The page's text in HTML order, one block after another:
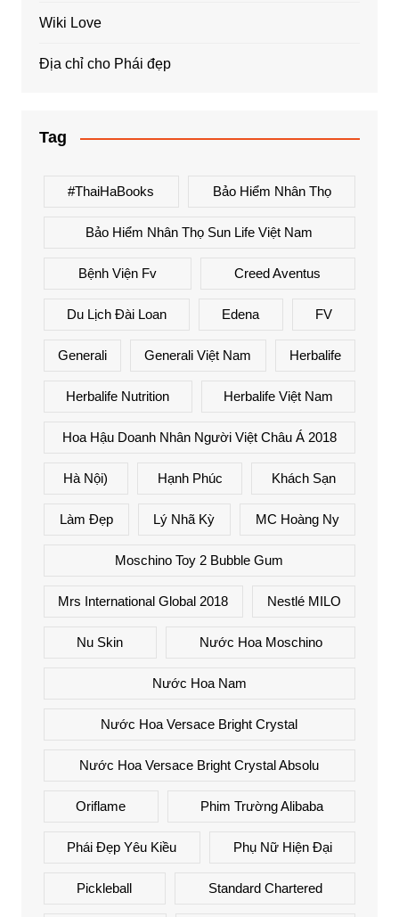
Wiki Love
Địa chỉ cho Phái đẹp
Tag
#ThaiHaBooks Bảo Hiểm Nhân Thọ
Bảo Hiểm Nhân Thọ Sun Life Việt Nam
Bệnh Viện Fv Creed Aventus
Du Lịch Đài Loan Edena FV
Generali Generali Việt Nam Herbalife
Herbalife Nutrition Herbalife Việt Nam
Hoa Hậu Doanh Nhân Người Việt Châu Á 2018
Hà Nội) Hạnh Phúc Khách Sạn
Làm Đẹp Lý Nhã Kỳ MC Hoàng Ny
Moschino Toy 2 Bubble Gum
Mrs International Global 2018 Nestlé MILO
Nu Skin Nước Hoa Moschino
Nước Hoa Nam
Nước Hoa Versace Bright Crystal
Nước Hoa Versace Bright Crystal Absolu
Oriflame Phim Trường Alibaba
Phái Đẹp Yêu Kiều Phụ Nữ Hiện Đại
Pickleball Standard Chartered